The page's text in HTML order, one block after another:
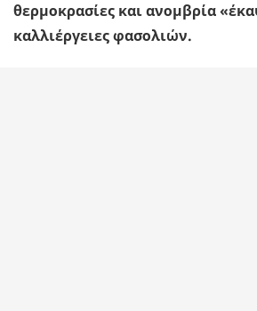
θερμοκρασίες και ανομβρία
καλλιέργειες φασολιών.